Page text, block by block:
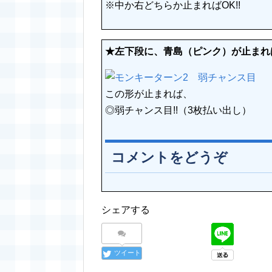
※中か右どちらか止まればOK!!
★左下段に、青島（ピンク）が止ま
この形が止まれば、
◎弱チャンス目!!（3枚払い出し）
コメントをどうぞ
シェアする
ツイート